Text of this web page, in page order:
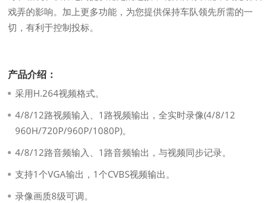
戏弄的影响。加上更多功能，为您提供保持车队领先所需的一
切，有利于控制投标。
产品介绍：
采用H.264视频格式。
4/8/12路视频输入、1路视频输出，全实时录像(4/8/12
960H/720P/960P/1080P)。
4/8/12路音频输入、1路音频输出，与视频同步记录。
支持1个VGA输出，1个CVBS视频输出。
录像画质8级可调。